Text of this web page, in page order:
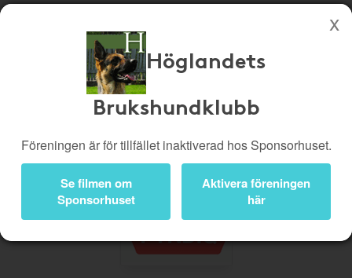
Köp genom denna sida stöttar Höglandets Brukshundklubb
Butiker
Bli medlem
Logga in
Höglandets
Brukshundklubb
Föreningen är för tillfället inaktiverad hos Sponsorhuset.
Se filmen om
Sponsorhuset
Aktivera föreningen
här